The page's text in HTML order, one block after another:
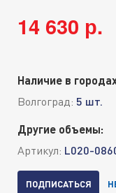
14 630 р.
Наличие в
Волгоград: 5 шт.
Другие объемы:
Артикул: L020-
ПОДПИСАТЬСЯ